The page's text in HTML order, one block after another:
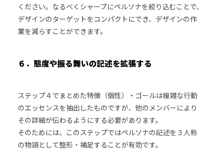
ください。なるべくシャープにペルソナを絞り込むことで、
デザインのターゲットをコンパクトにでき、デザインの作
業を減らすことができます。
６．態度や振る舞いの記述を拡張する
ステップ４でまとめた特徴（個性）・ゴールは複雑な行動
のエッセンスを抽出したものですが、他のメンバーにより
その詳細が伝わるようにする必要があります。
そのためには、このステップではペルソナの記述を３人称
の物語として整形・補足することが有効です。